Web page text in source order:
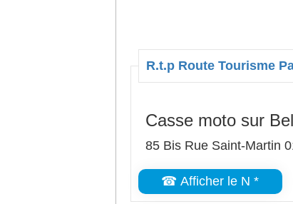
R.t.p Route Tourisme
Casse moto sur
85 Bis Rue Saint-Martin
☎ Afficher le N *